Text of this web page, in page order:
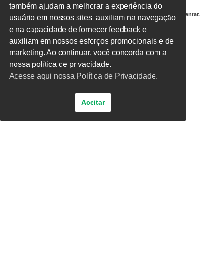
Salvar meus dados neste navegador para a próxima vez que eu comentar.
Digite uma resposta em números:
quatro × 5 =
também ajudam a melhorar a experiência do
usuário em nossos sites, auxiliam na navegação
e na capacidade de fornecer feedback e
auxiliam em nossos esforços promocionais e de
marketing. Ao continuar, você concorda com a
nossa política de privacidade.
Acesse aqui nossa Política de Privacidade.
Aceitar